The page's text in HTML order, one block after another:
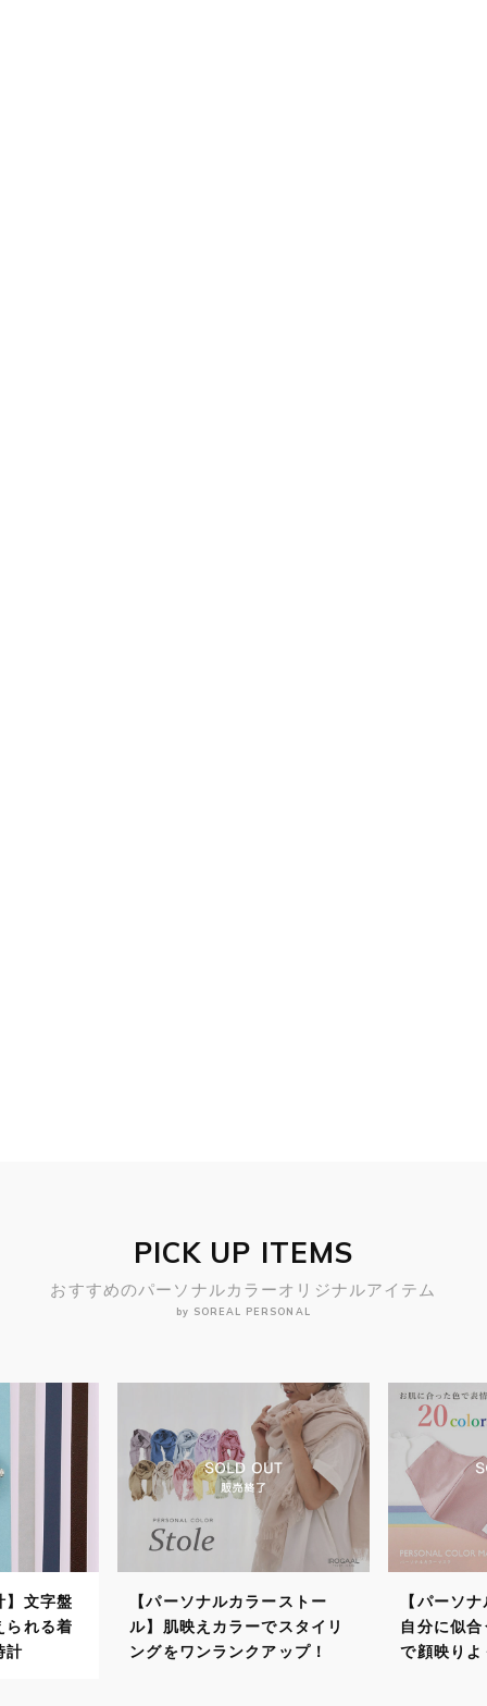
PICK UP ITEMS
おすすめのパーソナルカラーオリジナルアイテム
by SOREAL PERSONAL
】文字盤
られる着
計
【パーソナルカラーストー
ル】肌映えカラーでスタイリ
ングをワンランクアップ！
【パーソ
自分に似
で顔映り